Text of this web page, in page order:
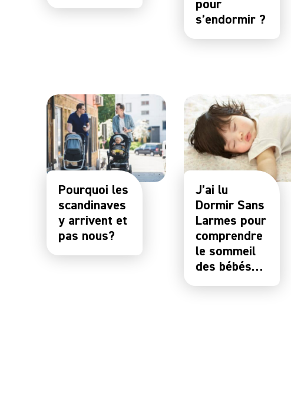
pour
s’endormir ?
Pourquoi les
scandinaves
y arrivent et
pas nous?
J’ai lu
Dormir Sans
Larmes pour
comprendre
le sommeil
des bébés…